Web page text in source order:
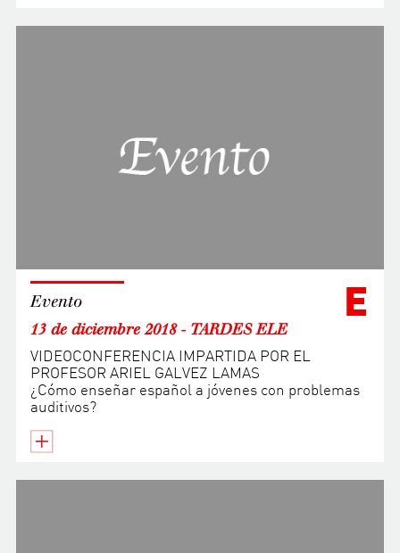
E
Evento
13 de diciembre 2018 - TARDES ELE
VIDEOCONFERENCIA IMPARTIDA POR EL
PROFESOR ARIEL GALVEZ LAMAS
¿Cómo enseñar español a jóvenes con problemas
auditivos?